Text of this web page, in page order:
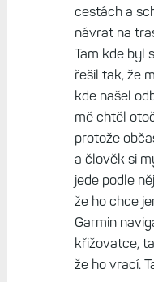
cestách a
návrat na
Tam kde byl
řešil tak, že
kde našel
mě chtěl
protože
a člověk si
jede podle
že ho chce
Garmin
křižovatce,
že ho vrací.